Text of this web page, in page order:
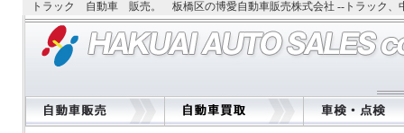
トラック 自動車 販売。 板橋区の博愛自動車販売株式会社 --トラック、